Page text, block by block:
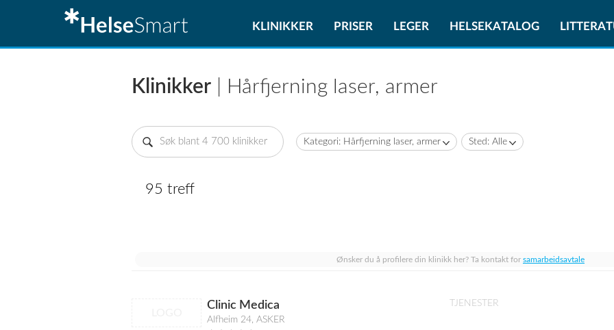
KLINIKKER PRISER LEGER HELSEKATALOG
Klinikker | Hårfjerning laser, armer
Kategori: Hårfjerning laser, armer Sted: Alle
95 treff
Ønsker du å profilere din klinikk her? Ta kontakt for samarbeidsavtale
Clinic Medica
Alfheim 24, ASKER
TJENESTER